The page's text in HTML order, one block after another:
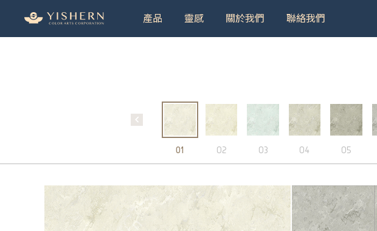
產品 靈感 關於我們 聯絡我們
＃9031 ＃9075 ＃LT001
01 02 03 04 05